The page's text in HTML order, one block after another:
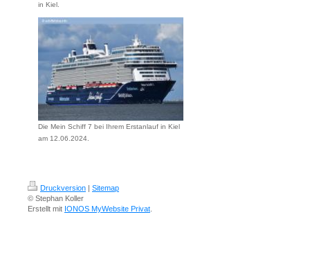
in Kiel.
Die Mein Schiff 7 bei Ihrem Erstanlauf in Kiel
am 12.06.2024.
Druckversion | Sitemap
© Stephan Koller
Erstellt mit IONOS MyWebsite Privat